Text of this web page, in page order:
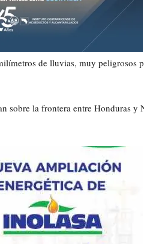
de lluvias, muy peligrosos
sobre la frontera entre Honduras y